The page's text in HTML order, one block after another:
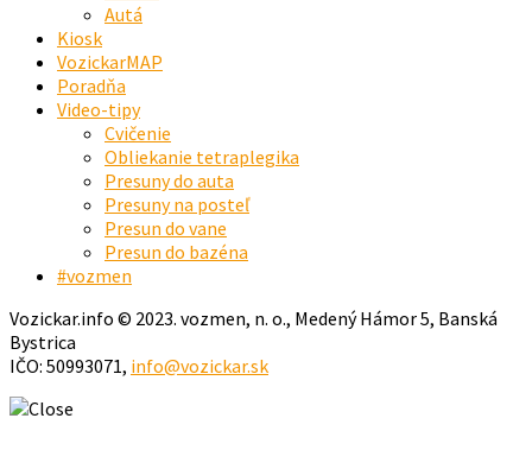
Autá
Kiosk
VozickarMAP
Poradňa
Video-tipy
Cvičenie
Obliekanie tetraplegika
Presuny do auta
Presuny na posteľ
Presun do vane
Presun do bazéna
#vozmen
Vozickar.info © 2023. vozmen, n. o., Medený Hámor 5, Banská
Bystrica
IČO: 50993071, info@vozickar.sk